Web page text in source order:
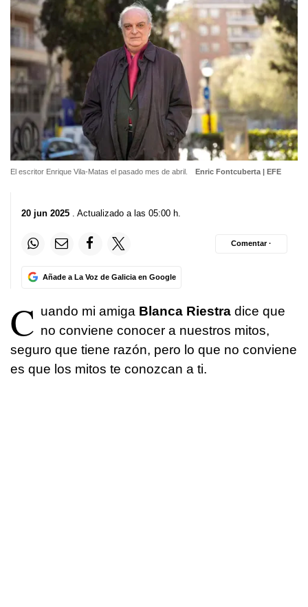
El escritor Enrique Vila-Matas el pasado mes de abril. Enric Fontcuberta | EFE
20 jun 2025 . Actualizado a las 05:00 h.
Añade a La Voz de Galicia en Google
Comentar ·
C uando mi amiga Blanca Riestra dice que
no conviene conocer a nuestros mitos,
seguro que tiene razón, pero lo que no conviene
es que los mitos te conozcan a ti.